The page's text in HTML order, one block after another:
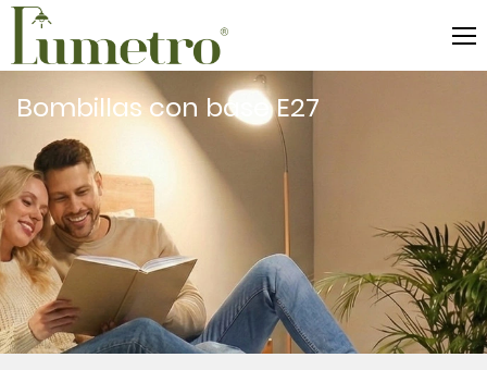
Bombillas con base E27